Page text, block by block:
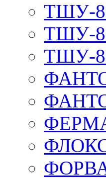
ТШУ-
ТШУ-
ТШУ-